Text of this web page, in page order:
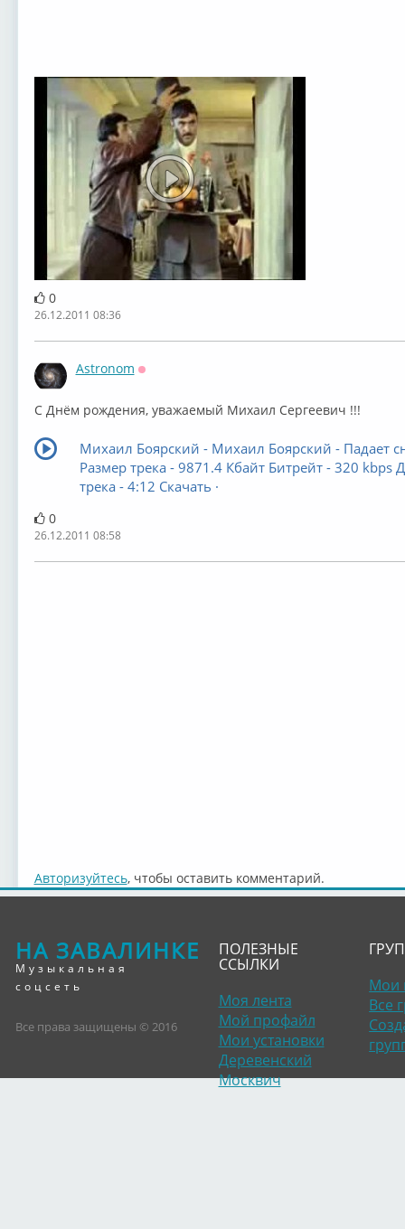
0
26.12.2011 08:36
Astronom
С Днём рождения, уважаемый Михаил Сергеевич !!!
Михаил Боярский - Михаил Боярский - Падает
Размер трека - 9871.4 Кбайт Битрейт - 320 kbps
трека - 4:12 Скачать ·
0
26.12.2011 08:58
Авторизуйтесь, чтобы оставить комментарий.
НА ЗАВАЛИНКЕ
Музыкальная
соцсеть
Все права защищены © 2016
ПОЛЕЗНЫЕ
ССЫЛКИ
Моя лента
Мой профайл
Мои установки
Деревенский
Москвич
Мои
Все